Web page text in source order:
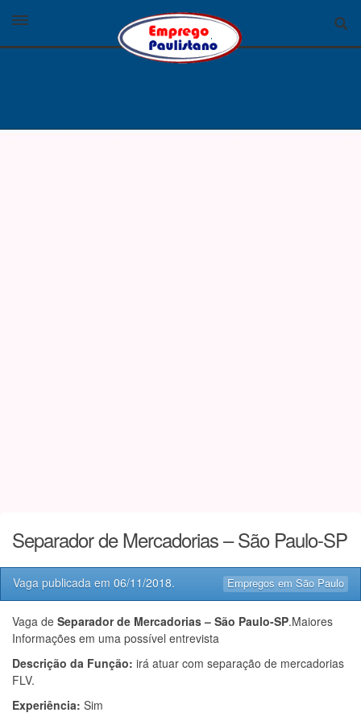
Separador de Mercadorias – São Paulo-SP
Empregos em São Paulo
Vaga publicada em 06/11/2018.
Vaga de Separador de Mercadorias – São Paulo-SP.Maiores
Informações em uma possível entrevista
Descrição da Função: irá atuar com separação de mercadorias
FLV.
Experiência: Sim